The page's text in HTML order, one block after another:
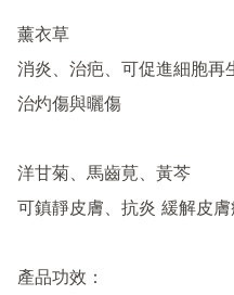
薰衣草
消炎、治疤、可促進細胞再
治灼傷與曬傷
洋甘菊、馬齒莧、黃芩
可鎮靜皮膚、抗炎 緩解皮
產品功效：